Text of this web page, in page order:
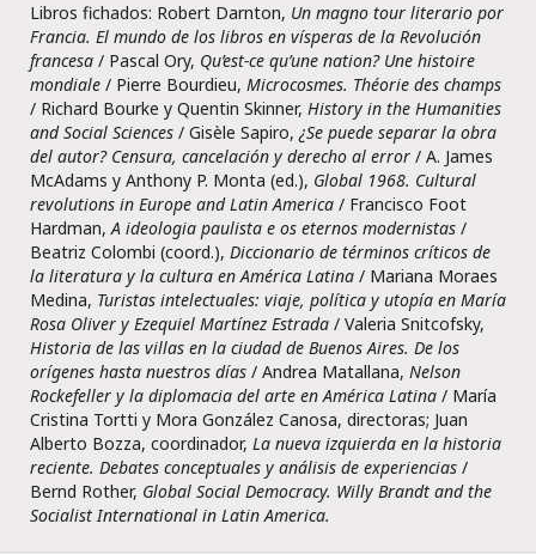
Libros fichados: Robert Darnton, Un magno tour literario por
Francia. El mundo de los libros en vísperas de la Revolución
francesa / Pascal Ory, Qu’est-ce qu’une nation? Une histoire
mondiale / Pierre Bourdieu, Microcosmes. Théorie des champs
/ Richard Bourke y Quentin Skinner, History in the Humanities
and Social Sciences / Gisèle Sapiro, ¿Se puede separar la obra
del autor? Censura, cancelación y derecho al error / A. James
McAdams y Anthony P. Monta (ed.), Global 1968. Cultural
revolutions in Europe and Latin America / Francisco Foot
Hardman, A ideologia paulista e os eternos modernistas /
Beatriz Colombi (coord.), Diccionario de términos críticos de
la literatura y la cultura en América Latina / Mariana Moraes
Medina, Turistas intelectuales: viaje, política y utopía en María
Rosa Oliver y Ezequiel Martínez Estrada / Valeria Snitcofsky,
Historia de las villas en la ciudad de Buenos Aires. De los
orígenes hasta nuestros días / Andrea Matallana, Nelson
Rockefeller y la diplomacia del arte en América Latina / María
Cristina Tortti y Mora González Canosa, directoras; Juan
Alberto Bozza, coordinador, La nueva izquierda en la historia
reciente. Debates conceptuales y análisis de experiencias /
Bernd Rother, Global Social Democracy. Willy Brandt and the
Socialist International in Latin America.